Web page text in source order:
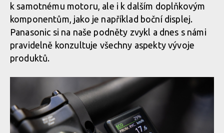
k samotnému motoru, ale i k dalším doplňkovým
komponentům, jako je například boční displej.
Panasonic si na naše podněty zvykl a dnes s námi
pravidelně konzultuje všechny aspekty vývoje
produktů.